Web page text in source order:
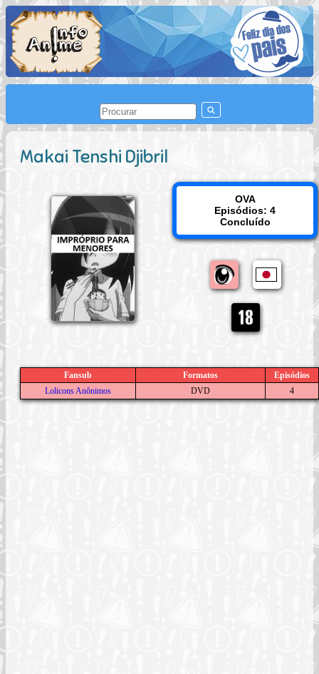
Makai Tenshi Djibril
OVA
Episódios: 4
Concluído
Fansub Formatos
Episódios
Lolicons Anônimos
DVD 4